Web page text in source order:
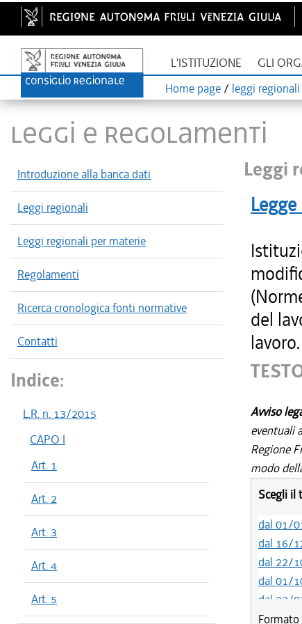
L'ISTITUZIONE GLI
Home page / leggi regionali
LEGGI E REGOLAMENTI
Introduzione alla banca dati
Leggi regionali
Leggi regionali per materie
Regolamenti
Ricerca cronologica fonti normative
Contatti
Indice:
L.R. n. 13/2015
CAPO I
Art. 1
Art. 2
Art. 3
Art. 4
Art. 5
Leggi
del
lavoro.
Avviso
eventuali
Regione
modo
Scegli il
dal 01/
dal 16/
dal 22/
dal 01/
dal 27/
dal 15/